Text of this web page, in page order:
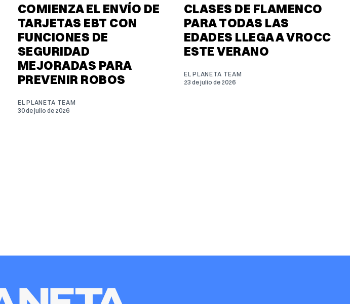
COMIENZA EL ENVÍO DE
TARJETAS EBT CON
FUNCIONES DE
SEGURIDAD
MEJORADAS PARA
PREVENIR ROBOS
EL PLANETA TEAM
30 de julio de 2026
CLASES DE FLAMENCO
PARA TODAS LAS
EDADES LLEGA A VROCC
ESTE VERANO
EL PLANETA TEAM
23 de julio de 2026